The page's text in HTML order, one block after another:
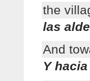
the
las
And
Y